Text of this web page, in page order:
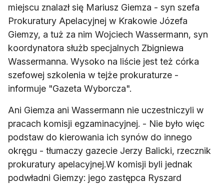
miejscu znalazł się Mariusz Giemza - syn szefa
Prokuratury Apelacyjnej w Krakowie Józefa
Giemzy, a tuż za nim Wojciech Wassermann, syn
koordynatora służb specjalnych Zbigniewa
Wassermanna. Wysoko na liście jest też córka
szefowej szkolenia w tejże prokuraturze -
informuje "Gazeta Wyborcza".
Ani Giemza ani Wassermann nie uczestniczyli w
pracach komisji egzaminacyjnej. - Nie było więc
podstaw do kierowania ich synów do innego
okręgu - tłumaczy gazecie Jerzy Balicki, rzecznik
prokuratury apelacyjnej.W komisji byli jednak
podwładni Giemzy: jego zastępca Ryszard